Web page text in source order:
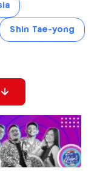
Shin Tae-yong